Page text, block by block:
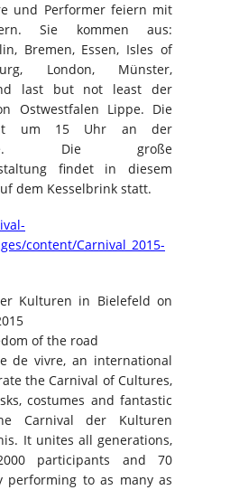
und Performer feiern mit
Sie kommen aus:
Bremen, Essen, Isles of
London, Münster,
last but not least der
Ostwestfalen Lippe. Die
um 15 Uhr an der
Die große
findet in diesem
dem Kesselbrink statt.
content/Carnival_2015-
Kulturen in Bielefeld on
of the road
de vivre, an international
the Carnival of Cultures,
costumes and fantastic
Carnival der Kulturen
It unites all generations,
participants and 70
performing to as many as